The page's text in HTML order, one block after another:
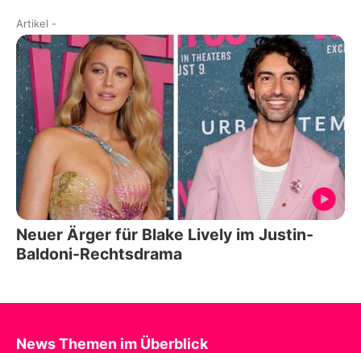
Artikel -
Neuer Ärger für Blake Lively im Justin-
Baldoni-Rechtsdrama
News Themen im Überblick